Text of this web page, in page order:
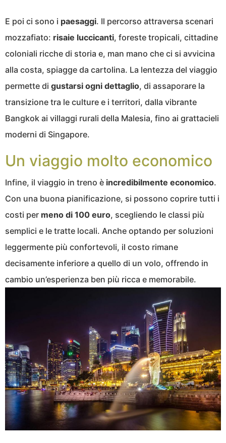
E poi ci sono i paesaggi. Il percorso attraversa scenari
mozzafiato: risaie luccicanti, foreste tropicali, cittadine
coloniali ricche di storia e, man mano che ci si avvicina
alla costa, spiagge da cartolina. La lentezza del viaggio
permette di gustarsi ogni dettaglio, di assaporare la
transizione tra le culture e i territori, dalla vibrante
Bangkok ai villaggi rurali della Malesia, fino ai grattacieli
moderni di Singapore.
Un viaggio molto economico
Infine, il viaggio in treno è incredibilmente economico.
Con una buona pianificazione, si possono coprire tutti i
costi per meno di 100 euro, scegliendo le classi più
semplici e le tratte locali. Anche optando per soluzioni
leggermente più confortevoli, il costo rimane
decisamente inferiore a quello di un volo, offrendo in
cambio un’esperienza ben più ricca e memorabile.